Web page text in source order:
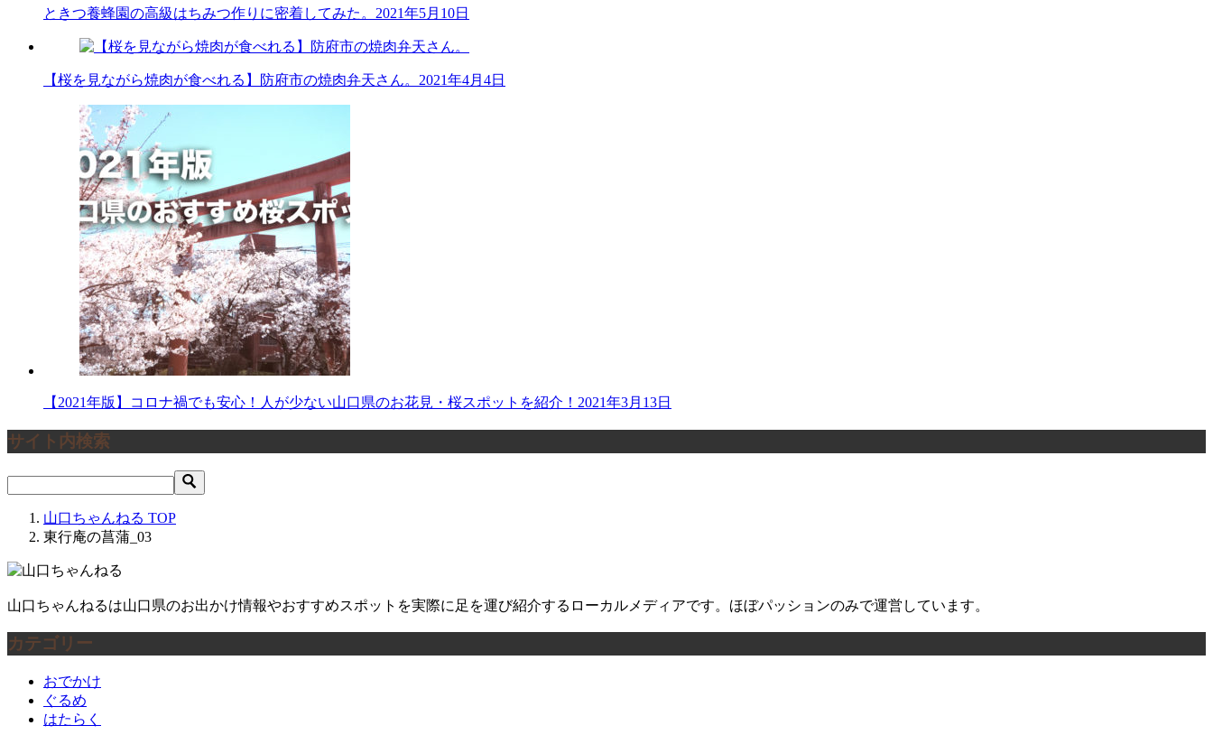
ときつ養蜂園の高級はちみつ作りに密着してみた。 2021年5月10日
【桜を見ながら焼肉が食べれる】防府市の焼肉弁天さん。 2021年4月4日
【2021年版】コロナ禍でも安心！人が少ない山口県のお花見・桜スポットを紹介！ 2021年3月13日
サイト内検索
山口ちゃんねる TOP
東行庵の菖蒲_03
山口ちゃんねるは山口県のお出かけ情報やおすすめスポットを実際に足を運び紹介するローカルメディアです。ほぼパッションのみで運営しています。
カテゴリー
おでかけ
ぐるめ
はたらく